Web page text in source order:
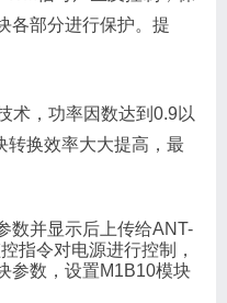
各部分进行保护。提
术，功率因数达到0.9以
转换效率大大提高，最
数并显示后上传给ANT-
指令对电源进行控制，
参数，设置M1B10模块